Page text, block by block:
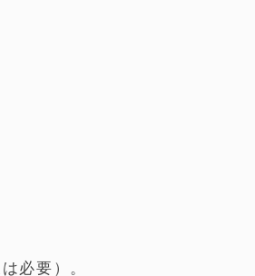
必要）。